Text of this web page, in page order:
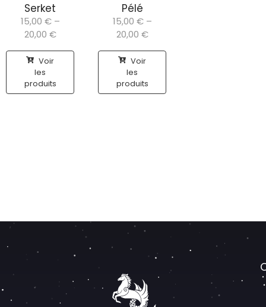
Serket
15,00 € –
20,00 €
Voir
les
produits
Pélé
15,00 € –
20,00 €
Voir
les
produits